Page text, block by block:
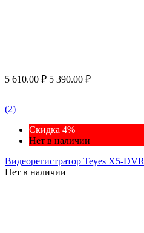
5 610.00 ₽ 5 390.00 ₽
(2)
Скидка 4%
Нет в наличии
Видеорегистратор Teyes X5-DVR
Нет в наличии